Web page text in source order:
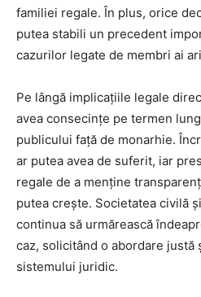
familiei regale. În plus, orice
putea stabili un precedent
cazurilor legate de membri ai
Pe lângă implicațiile legale
avea consecințe pe termen
publicului față de monarhie.
ar putea avea de suferit, iar
regale de a menține
putea crește. Societatea civilă
continua să urmărească
caz, solicitând o abordare justă
sistemului juridic.